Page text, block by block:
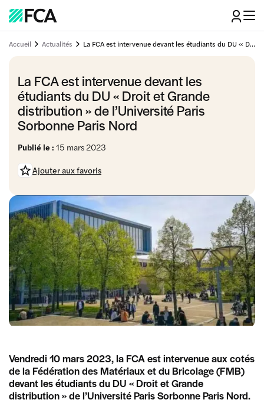
Accueil Actualités La FCA est intervenue devant les étudiants du DU « Droit et Grande distribution » de l’Université Paris Sorbonne Paris Nord
La FCA est intervenue devant les
étudiants du DU « Droit et Grande
distribution » de l’Université Paris
Sorbonne Paris Nord
Publié le : 15 mars 2023
Ajouter aux favoris
Vendredi 10 mars 2023, la FCA est intervenue aux cotés
de la Fédération des Matériaux et du Bricolage (FMB)
devant les étudiants du DU « Droit et Grande
distribution » de l’Université Paris Sorbonne Paris Nord.